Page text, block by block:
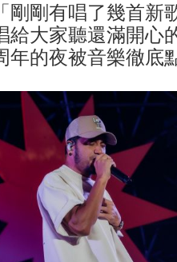
剛剛有唱了幾首新
給大家聽還滿開心
年的夜被音樂徹底